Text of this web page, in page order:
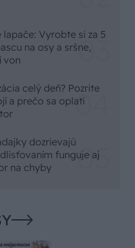
Vyrobte si za 5
na osy a sršne,
von
celý deň? Pozrite
a prečo sa oplatí
dozrievajú
funguje aj
na chyby